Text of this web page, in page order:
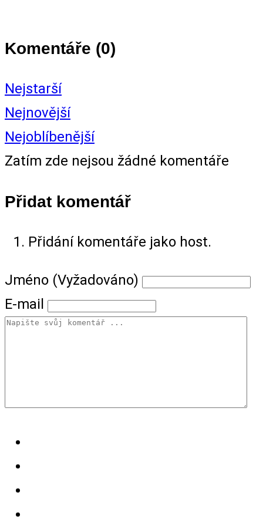
Komentáře (0)
Nejstarší
Nejnovější
Nejoblíbenější
Zatím zde nejsou žádné komentáře
Přidat komentář
Přidání komentáře jako host.
Jméno (Vyžadováno)
E-mail